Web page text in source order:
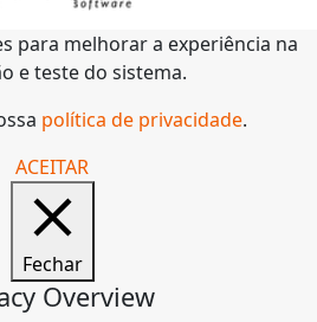
para melhorar a experiência na
e teste do sistema.
política de privacidade.
ACEITAR
Fechar
Overview